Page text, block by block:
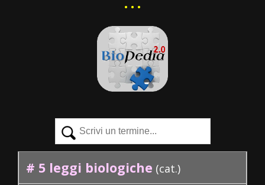
del
Servizio
• • •
# 5 leggi biologiche (cat.)